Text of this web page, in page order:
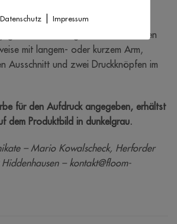
genau das Richtige! Du erhältst einen
mit langem- oder kurzem Arm,
Ausschnitt und zwei Druckknöpfen im
für den Aufdruck angegeben, erhältst
dem Produktbild in dunkelgrau.
– Mario Kowalscheck, Herforder
– kontakt@floom-
Datenschutz| Impressum